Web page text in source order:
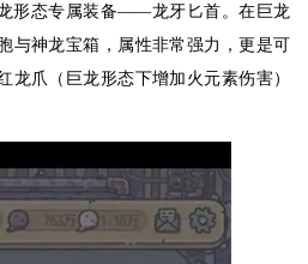
形态专属装备——龙牙匕首。在巨龙
与神龙宝箱，属性非常强力，更是可
龙爪（巨龙形态下增加火元素伤害）